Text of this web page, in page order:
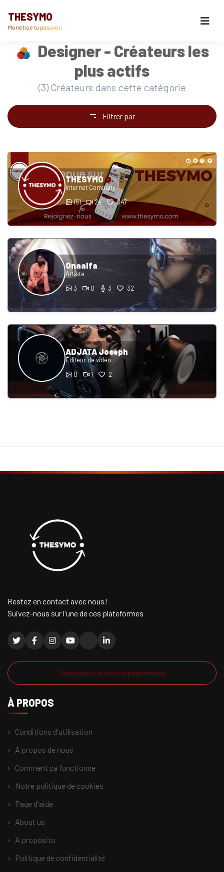
THESYMO
Monétise ta passion
Designer - Créateurs les
plus actifs
(3) Créateurs dans cette catégorie
Filtrer par
THESYMO
Internet Company
151
24 647
Onaalfa
Artiste
3
0 3 32
ADJATA Joseph
Éditeur de vidéo
0
1 2
Restez en contact avec nous!
Suivez-nous sur l'une de ces plateformes
Demander un accompagnement
À PROPOS
Conditions d'utilisation
À propos de nous
Comment ça fonctionne
Notre politique de cookies
Page d'aide
About us
A propósito
Politique de confidentialité